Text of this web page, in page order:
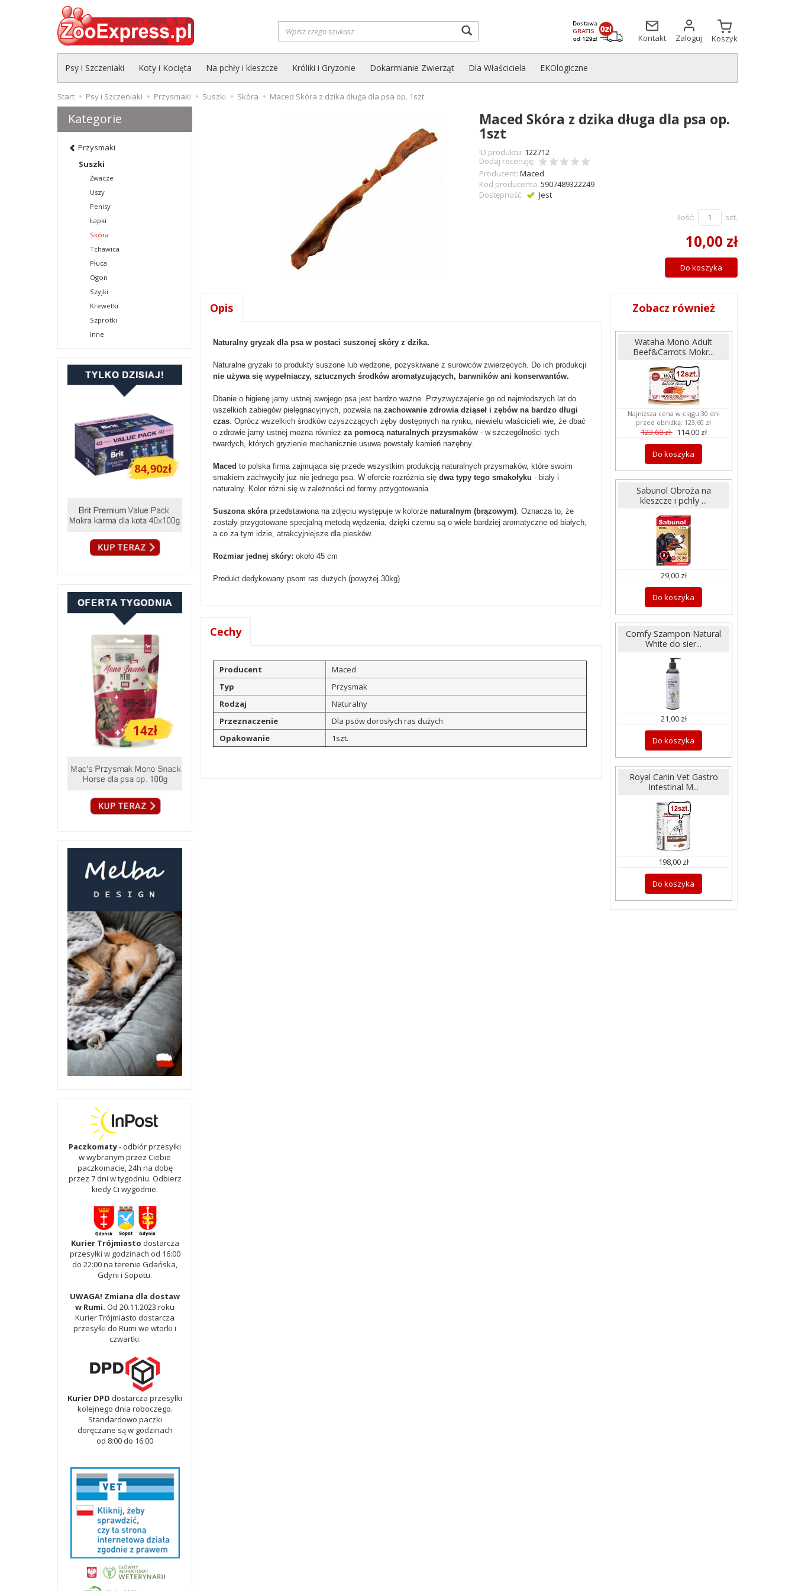
Kontakt
Zaloguj Koszyk
Psy i Szczeniaki Koty i Kocięta Na pchły i kleszcze Króliki i Gryzonie Dokarmianie Zwierząt Dla Właściciela EKOlogiczne
Start Psy i Szczeniaki Przysmaki Suszki Skóra Maced Skóra z dzika długa dla psa op. 1szt
Maced Skóra z dzika długa dla psa op.
1szt
ID produktu: 122712
Dodaj recenzję:
Producent: Maced
Kod producenta: 5907489322249
Dostępność:
Jest
Ilość: szt.
10,00 zł
Do koszyka
Opis
Naturalny gryzak dla psa w postaci suszonej skóry z dzika.
Naturalne gryzaki to produkty suszone lub wędzone, pozyskiwane z surowców zwierzęcych. Do ich produkcji
nie używa się wypełniaczy, sztucznych środków aromatyzujących, barwników ani konserwantów.
Dbanie o higienę jamy ustnej swojego psa jest bardzo ważne. Przyzwyczajenie go od najmłodszych lat do
wszelkich zabiegów pielęgnacyjnych, pozwala nazachowanie zdrowia dziąseł i zębów na bardzo długi
czas. Oprócz wszelkich środków czyszczących zęby dostępnych na rynku, niewielu właścicieli wie, że dbać
o zdrowie jamy ustnej można równieżza pomocą naturalnych przysmaków - w szczególności tych
twardych, których gryzienie mechanicznie usuwa powstały kamień nazębny.
Maced to polska firma zajmująca się przede wszystkim produkcją naturalnych przysmaków, które swoim
smakiem zachwyciły już nie jednego psa. W ofercie rozróżnia siędwa typy tego smakołyku - biały i
naturalny. Kolor różni się w zależności od formy przygotowania.
Suszona skóraprzedstawiona na zdjęciu występuje w kolorzenaturalnym (brązowym). Oznacza to, że
zostały przygotowane specjalną metodą wędzenia, dzięki czemu są o wiele bardziej aromatyczne od białych,
a co za tym idzie, atrakcyjniejsze dla piesków.
Rozmiar jednej skóry: około 45 cm
Produkt dedykowany psom ras dużych (powyżej 30kg)
Cechy
Producent
Maced
Typ
Przysmak
Rodzaj
Naturalny
Przeznaczenie
Dla psów dorosłych ras dużych
Opakowanie
1szt.
Zobacz również
Wataha Mono Adult
Beef&Carrots Mokr...
Najniższa cena w ciągu 30 dni
przed obniżką: 123,60 zł
123,60 zł 114,00 zł
Do koszyka
Sabunol Obroża na
kleszcze i pchły ...
29,00 zł
Do koszyka
Comfy Szampon Natural
White do sier...
21,00 zł
Do koszyka
Royal Canin Vet Gastro
Intestinal M...
198,00 zł
Do koszyka
Kategorie
Przysmaki
Suszki
Żwacze
Uszy
Penisy
Łapki
Skóra
Tchawica
Płuca
Ogon
Szyjki
Krewetki
Szprotki
Inne
Paczkomaty- odbiór przesyłki
w wybranym przez Ciebie
paczkomacie, 24h na dobę
przez 7 dni w tygodniu. Odbierz
kiedy Ci wygodnie.
Kurier Trójmiasto dostarcza
przesyłki w godzinach od 16:00
do 22:00 na terenie Gdańska,
Gdyni i Sopotu.
UWAGA! Zmiana dla dostaw
w Rumi. Od 20.11.2023 roku
Kurier Trójmiasto dostarcza
przesyłki do Rumi we wtorki i
czwartki.
Kurier DPD dostarcza przesyłki
kolejnego dnia roboczego.
Standardowo paczki
doręczane są w godzinach
od 8:00 do 16:00